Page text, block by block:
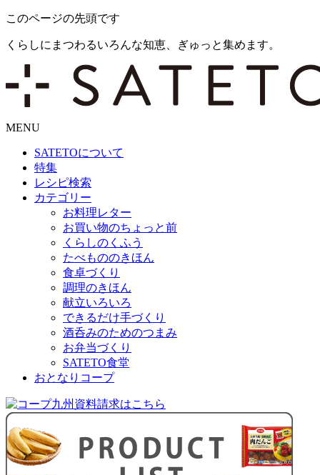
このページの先頭です
くらしにまつわるいろんな知恵、ぎゅっと集めます。
MENU
SATETOについて
特集
レシピ検索
カテゴリー
お料理レター
お買い物のちょっと前
くらしのくふう
たべもののきほん
食卓づくり
調理のきほん
献立いろいろ
できるだけ手づくり
酒呑みのためのつまみ
お弁当づくり
SATETO食堂
おとなりコープ